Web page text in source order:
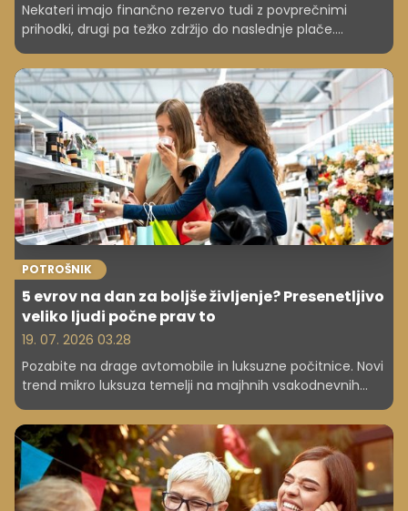
Nekateri imajo finančno rezervo tudi z povprečnimi
prihodki, drugi pa težko zdržijo do naslednje plače.
Raziskave kažejo, da razlika ni vedno v višini zaslužka,
temveč v finančnih navadah.
POTROŠNIK
5 evrov na dan za boljše življenje? Presenetljivo
veliko ljudi počne prav to
19. 07. 2026 03.28
Pozabite na drage avtomobile in luksuzne počitnice. Novi
trend mikro luksuza temelji na majhnih vsakodnevnih
užitkih, ki stanejo le nekaj evrov, a ljudem prinašajo več
zadovoljstva.